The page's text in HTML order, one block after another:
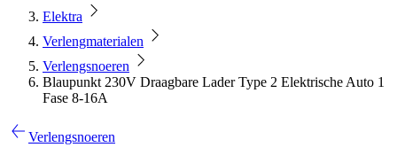
Elektra
Verlengmaterialen
Verlengsnoeren
Blaupunkt 230V Draagbare Lader Type 2 Elektrische Auto 1
Fase 8-16A
Verlengsnoeren